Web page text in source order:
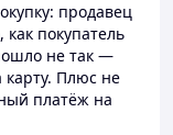
продавец
как покупатель
не так —
карту. Плюс не
платёж на